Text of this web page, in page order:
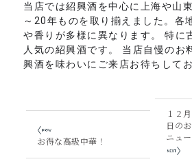
当店では紹興酒を中心に上海や山
～20年ものを取り揃えました。各
や香りが多様に異なります。 特に
人気の紹興酒です。 当店自慢のお
興酒を味わいにご来店お待ちしてお
お得な高級中華！
１２
日の
ニュー